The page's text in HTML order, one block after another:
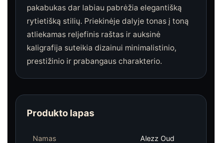
pakabukas dar labiau pabrėžia elegantišką
rytietišką stilių. Priekinėje dalyje tonas į toną
atliekamas reljefinis raštas ir auksinė
kaligrafija suteikia dizainui minimalistinio,
prestižinio ir prabangaus charakterio.
Produkto lapas
Namas Alezz Oud